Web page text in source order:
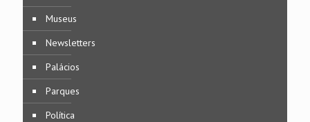
Museus
Newsletters
Palácios
Parques
Política